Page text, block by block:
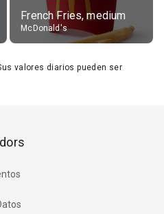
French Fries, medium
McDonald's
valores diarios pueden ser